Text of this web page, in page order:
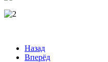
Назад
Вперёд